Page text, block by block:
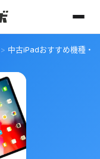
中古iPadおすすめ機種・